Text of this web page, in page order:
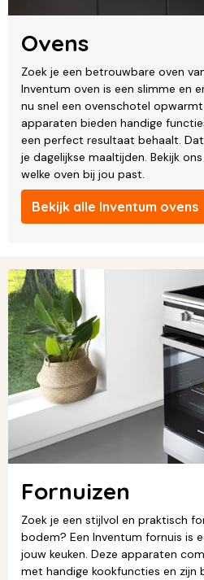
Ovens
Zoek je een betrouwbare oven
Inventum oven is een slimme en
nu snel een ovenschotel
apparaten bieden handige
een perfect resultaat behaalt.
je dagelijkse maaltijden. Bekijk
welke oven bij jou past.
Bekijk alle Inventum ovens
Fornuizen
Zoek je een stijlvol en praktisch
bodem? Een Inventum fornuis is
jouw keuken. Deze apparaten
met handige kookfuncties en zijn